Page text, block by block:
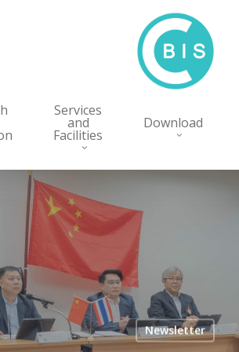
Services
and
Facilities
Download
Newsletter